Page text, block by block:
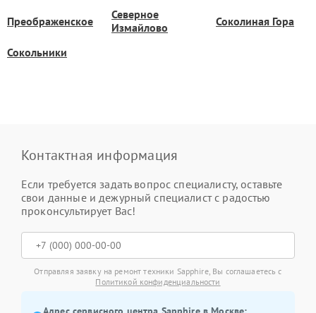
Преображенское
Северное
Измайлово
Соколиная Гора
Сокольники
Контактная информация
Если требуется задать вопрос специалисту, оставьте
свои данные и дежурный специалист с радостью
проконсультирует Вас!
Отправляя заявку на ремонт техники Sapphire, Вы соглашаетесь с
Политикой конфиденциальности